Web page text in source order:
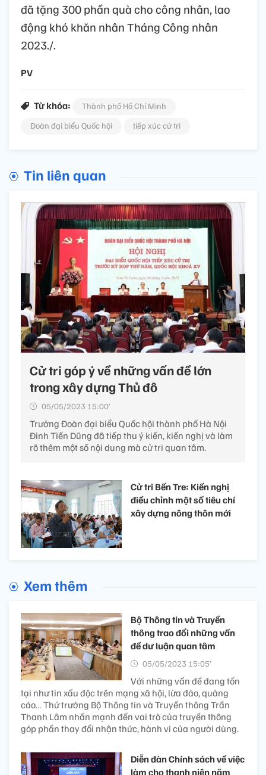
đã tặng 300 phần quà cho công nhân, lao
động khó khăn nhân Tháng Công nhân
2023./.
PV
Từ khóa:
Thành phố Hồ Chí Minh
Đoàn đại biểu Quốc hội
tiếp xúc cử tri
Tin liên quan
Cử tri góp ý về những vấn đề lớn
trong xây dựng Thủ đô
05/05/2023 15:00’
Trưởng Đoàn đại biểu Quốc hội thành phố Hà Nội
Đinh Tiến Dũng đã tiếp thu ý kiến, kiến nghị và làm
rõ thêm một số nội dung mà cử tri quan tâm.
Cử tri Bến Tre: Kiến nghị
điều chỉnh một số tiêu chí
xây dựng nông thôn mới
Xem thêm
Bộ Thông tin và Truyền
thông trao đổi những vấn
đề dư luận quan tâm
05/05/2023 15:05’
Với những vấn đề đang tồn
tại như tin xấu độc trên mạng xã hội, lừa đảo, quảng
cáo… Thứ trưởng Bộ Thông tin và Truyền thông Trần
Thanh Lâm nhấn mạnh đến vai trò của truyền thông
góp phần thay đổi nhận thức, hành vi của người dùng.
Diễn đàn Chính sách về việc
làm cho thanh niên năm